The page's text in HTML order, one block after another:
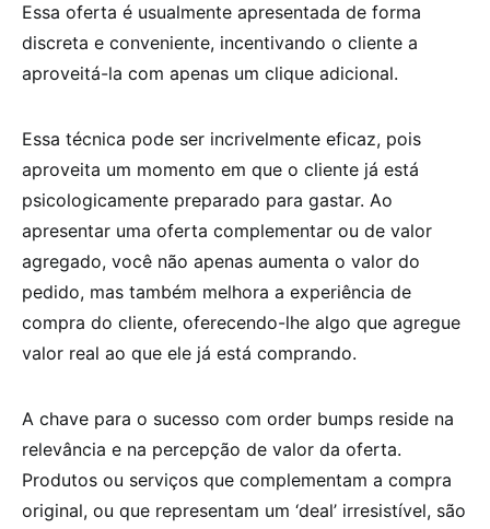
Essa oferta é usualmente apresentada de forma
discreta e conveniente, incentivando o cliente a
aproveitá-la com apenas um clique adicional.
Essa técnica pode ser incrivelmente eficaz, pois
aproveita um momento em que o cliente já está
psicologicamente preparado para gastar. Ao
apresentar uma oferta complementar ou de valor
agregado, você não apenas aumenta o valor do
pedido, mas também melhora a experiência de
compra do cliente, oferecendo-lhe algo que agregue
valor real ao que ele já está comprando.
A chave para o sucesso com order bumps reside na
relevância e na percepção de valor da oferta.
Produtos ou serviços que complementam a compra
original, ou que representam um ‘deal’ irresistível, são